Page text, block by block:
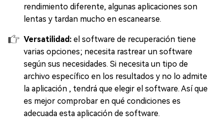
rendimiento diferente, algunas aplicaciones son
lentas y tardan mucho en escanearse.
Versatilidad: el software de recuperación tiene
varias opciones; necesita rastrear un software
según sus necesidades. Si necesita un tipo de
archivo específico en los resultados y no lo admite
la aplicación , tendrá que elegir el software. Así que
es mejor comprobar en qué condiciones es
adecuada esta aplicación de software.